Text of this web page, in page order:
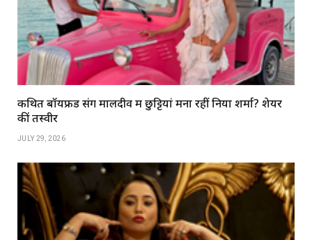
कथित बॉयफ्रेंड संग मालदीव में छुट्टियां मना रहीं निया शर्मा? शेयर
कीं तस्वीरें
JULY 29, 2026